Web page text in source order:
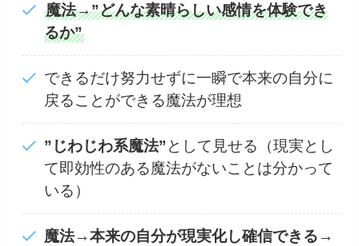
魔法→”どんな素晴らしい感情を体験でき
るか”
できるだけ努力せずに一瞬で本来の自分に
戻ることができる魔法が理想
”じわじわ系魔法” として見せる（現実とし
て即効性のある魔法がないことは分かって
いる）
魔法→本来の自分が現実化し確信できる→